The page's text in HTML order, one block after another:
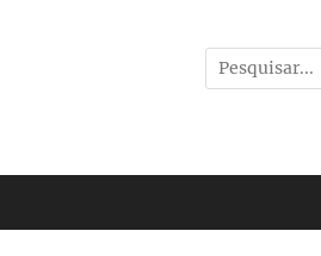
Pesquisar
por: